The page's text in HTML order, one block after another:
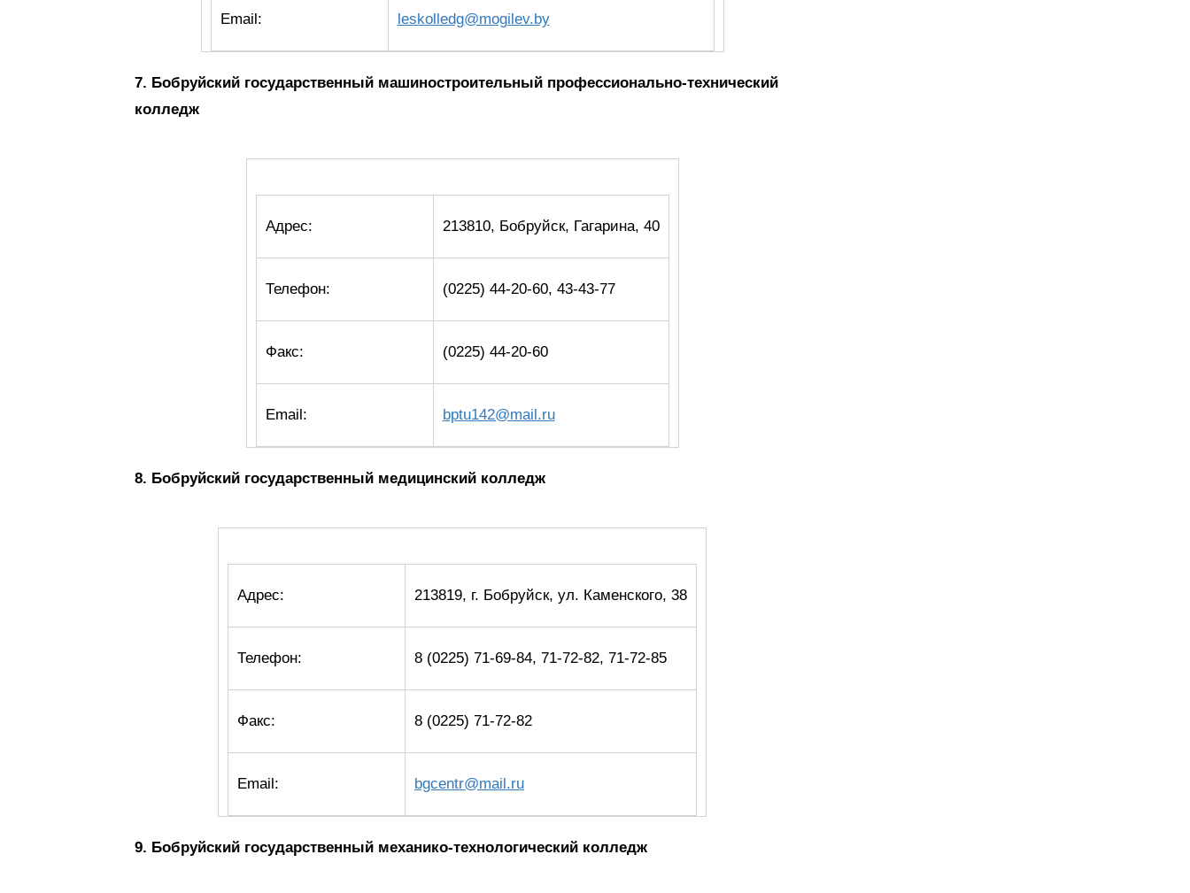
Email: leskolledg@mogilev.by
7. Бобруйский государственный машиностроительный профессионально-технический
колледж
Адрес: 213810, Бобруйск, Гагарина, 40
Телефон: (0225) 44-20-60, 43-43-77
Факс: (0225) 44-20-60
Email: bptu142@mail.ru
8. Бобруйский государственный медицинский колледж
Адрес: 213819, г. Бобруйск, ул. Каменского, 38
Телефон: 8 (0225) 71-69-84, 71-72-82, 71-72-85
Факс: 8 (0225) 71-72-82
Email: bgcentr@mail.ru
9. Бобруйский государственный механико-технологический колледж